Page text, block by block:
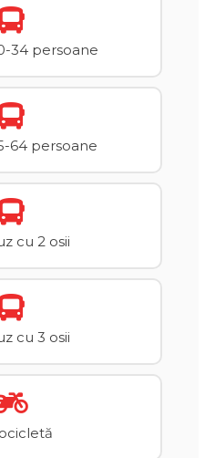
34 persoane
64 persoane
cu 2 osii
cu 3 osii